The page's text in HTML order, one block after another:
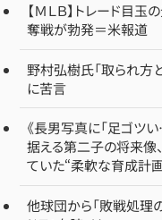
【ＭＬＢ】トレード目
奪戦が勃発＝米報道
野村弘樹氏「取られ方
に苦言
《長男写真に「足ゴツ
据える第二子の将来像
ていた“柔軟な育成計
他球団から「敗戦処理